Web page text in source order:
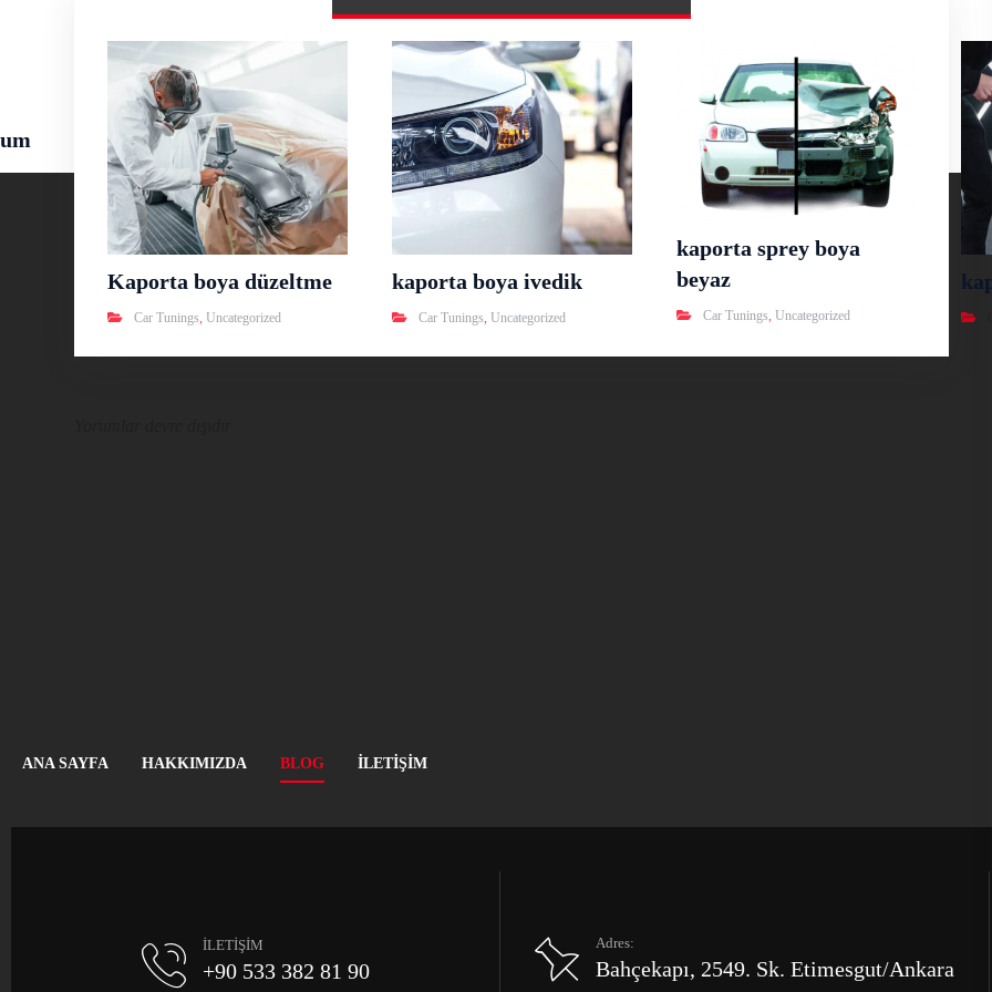
Kaporta boya düzeltme
Car Tunings,Uncategorized
kaporta boya ivedik
Car Tunings,Uncategorized
kaporta sprey boya
beyaz
Car Tunings,Uncategorized
ANA SAYFA HAKKIMIZDA BLOG İLETIŞIM
İLETİŞİM
+90 533 382 81 90
Adres:
Bahçekapı, 2549. Sk. Etimesgut/Ankara